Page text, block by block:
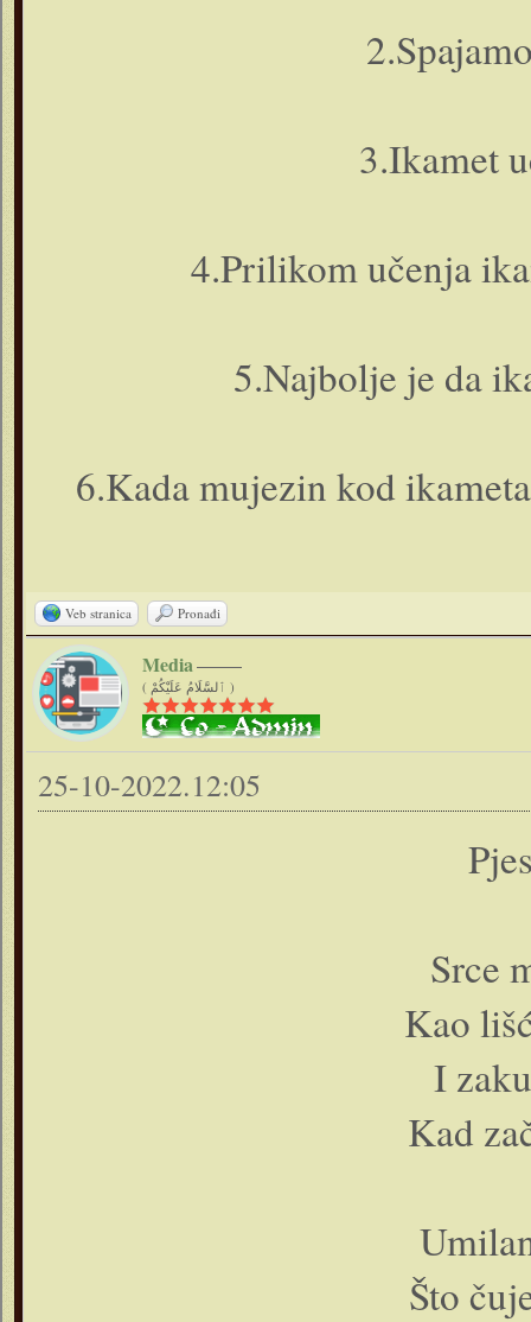
3.Ikamet
4.Prilikom učenja
5.Najbolje je da
6.Kada mujezin kod
Veb stranica Pronađi
Media
( ٱلسَّلَامُ عَلَيْكُمْ )
25-10-2022.12:05
Srce
Kao
I
Kad
Što